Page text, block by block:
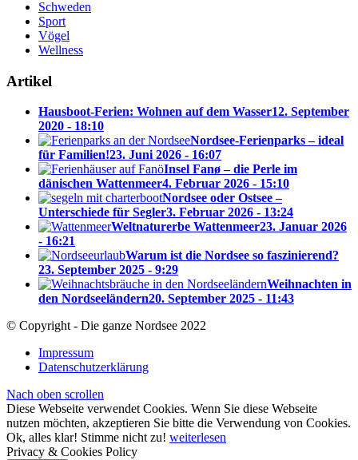
Schweden
Sport
Vögel
Wellness
Artikel
Hausboot-Ferien: Wohnen auf dem Wasser12. September
2020 - 18:10
Nordsee-Ferienparks – ideal
für Familien!23. Juni 2026 - 16:07
Insel Fanø – die Perle im
dänischen Wattenmeer4. Februar 2026 - 15:10
Nordsee oder Ostsee –
Unterschiede für Segler3. Februar 2026 - 13:24
Weltnaturerbe Wattenmeer23. Januar 2026
- 16:21
Warum ist die Nordsee so faszinierend?
23. September 2025 - 9:29
Weihnachten in
den Nordseeländern20. September 2025 - 11:43
© Copyright - Die ganze Nordsee 2022
Impressum
Datenschutzerklärung
Nach oben scrollen
Diese Webseite verwendet Cookies. Wenn Sie diese Webseite
nutzen möchten, akzeptieren Sie bitte die Verwendung von Cookies.
Ok, alles klar! Stimme nicht zu! weiterlesen
Privacy & Cookies Policy